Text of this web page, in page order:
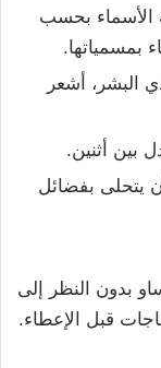
الأسماء بحسب
بمسمياتها.
البشر، أشعر
بين أثنين.
يتحلى بفضائل
بدون النظر إلى
قبل الإعطاء.